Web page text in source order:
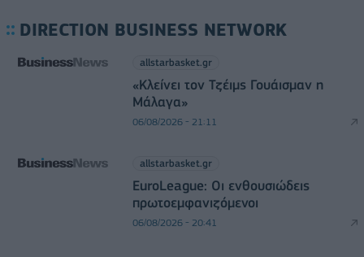
DIRECTION BUSINESS NETWORK
allstarbasket.gr
«Κλείνει τον Τζέιμς Γουάισμαν η
Μάλαγα»
06/08/2026 - 21:11
allstarbasket.gr
EuroLeague: Οι ενθουσιώδεις
πρωτοεμφανιζόμενοι
06/08/2026 - 20:41